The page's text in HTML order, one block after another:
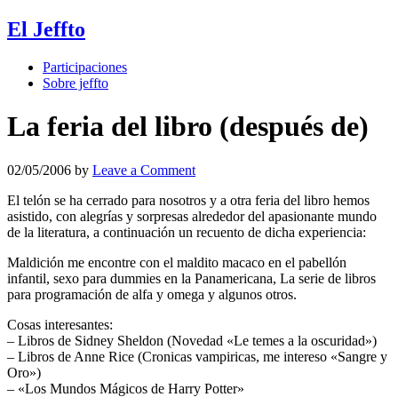
El Jeffto
Participaciones
Sobre jeffto
La feria del libro (después de)
02/05/2006 by Leave a Comment
El telón se ha cerrado para nosotros y a otra feria del libro hemos
asistido, con alegrías y sorpresas alrededor del apasionante mundo
de la literatura, a continuación un recuento de dicha experiencia:
Maldición me encontre con el maldito macaco en el pabellón
infantil, sexo para dummies en la Panamericana, La serie de libros
para programación de alfa y omega y algunos otros.
Cosas interesantes:
– Libros de Sidney Sheldon (Novedad «Le temes a la oscuridad»)
– Libros de Anne Rice (Cronicas vampiricas, me intereso «Sangre y
Oro»)
– «Los Mundos Mágicos de Harry Potter»